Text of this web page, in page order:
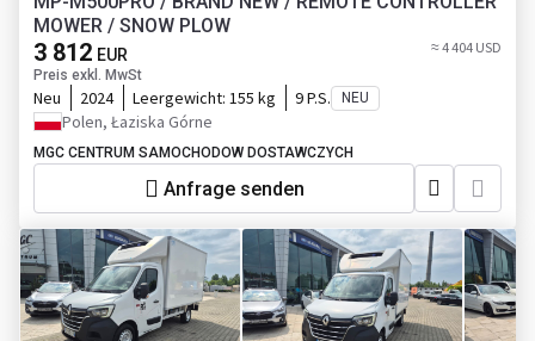
MOWER / SNOW PLOW
3 812 EUR
Preis exkl. MwSt
≈ 4 404 USD
Neu 2024 Leergewicht: 155 kg 9 P.S. NEU
Polen, Łaziska Górne
MGC CENTRUM SAMOCHODOW DOSTAWCZYCH
Anfrage senden